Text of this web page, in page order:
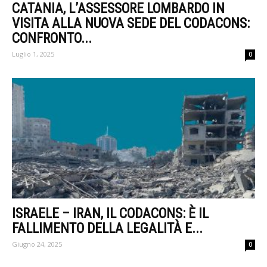
CATANIA, L’ASSESSORE LOMBARDO IN
VISITA ALLA NUOVA SEDE DEL CODACONS:
CONFRONTO...
Luglio 1, 2025 0
ISRAELE – IRAN, IL CODACONS: È IL
FALLIMENTO DELLA LEGALITÀ E...
Giugno 24, 2025 0